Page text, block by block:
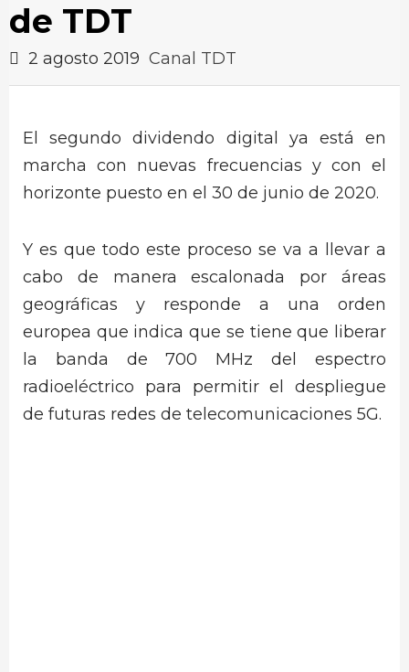
de TDT
2 agosto 2019 Canal TDT
El segundo dividendo digital ya está en
marcha con nuevas frecuencias y con el
horizonte puesto en el 30 de junio de 2020.
Y es que todo este proceso se va a llevar a
cabo de manera escalonada por áreas
geográficas y responde a una orden
europea que indica que se tiene que liberar
la banda de 700 MHz del espectro
radioeléctrico para permitir el despliegue
de futuras redes de telecomunicaciones 5G.